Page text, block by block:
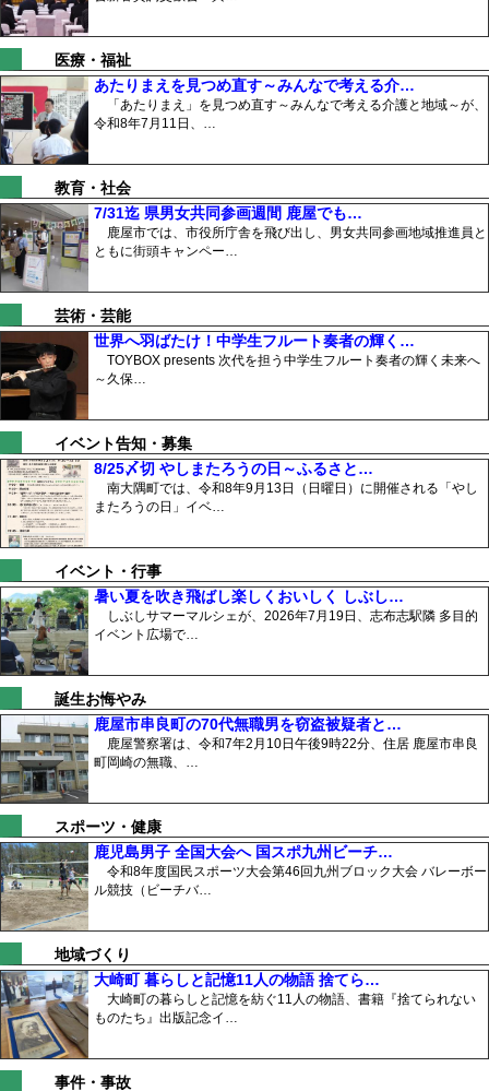
医療・福祉
あたりまえを見つめ直す～みんなで考える介…
「あたりまえ」を見つめ直す～みんなで考える介護と地域～が、
令和8年7月11日、…
教育・社会
7/31迄 県男女共同参画週間 鹿屋でも…
鹿屋市では、市役所庁舎を飛び出し、男女共同参画地域推進員と
ともに街頭キャンペー…
芸術・芸能
世界へ羽ばたけ！中学生フルート奏者の輝く…
TOYBOX presents 次代を担う中学生フルート奏者の輝く未来へ
～久保…
イベント告知・募集
8/25〆切 やしまたろうの日～ふるさと…
南大隅町では、令和8年9月13日（日曜日）に開催される「やし
またろうの日」イベ…
イベント・行事
暑い夏を吹き飛ばし楽しくおいしく しぶし…
しぶしサマーマルシェが、2026年7月19日、志布志駅隣 多目的
イベント広場で…
誕生お悔やみ
鹿屋市串良町の70代無職男を窃盗被疑者と…
鹿屋警察署は、令和7年2月10日午後9時22分、住居 鹿屋市串良
町岡崎の無職、…
スポーツ・健康
鹿児島男子 全国大会へ 国スポ九州ビーチ…
令和8年度国民スポーツ大会第46回九州ブロック大会 バレーボー
ル競技（ビーチバ…
地域づくり
大崎町 暮らしと記憶11人の物語 捨てら…
大崎町の暮らしと記憶を紡ぐ11人の物語、書籍『捨てられない
ものたち』出版記念イ…
事件・事故